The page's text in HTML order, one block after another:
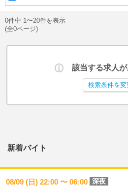
0件中 1〜20件を表示
(全0ページ)
該当する求人
検索条件を変
新着バイト
08/09 (日) 22:00 〜 06:00 深夜